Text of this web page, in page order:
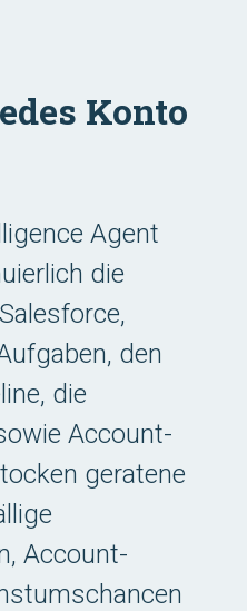
Konto
Agent
die
den
die
Account-
geratene
Account-